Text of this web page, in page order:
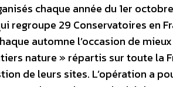
chaque année du 1er
regroupe 29 Conservatoires en
automne l’occasion de
nature » répartis sur toute la
de leurs sites. L’opération a